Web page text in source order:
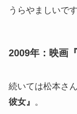
うらやましいで
2009年：映画
続いては松本さ
彼女』 。